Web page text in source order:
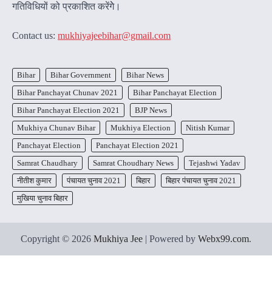
गतिविधियों को प्रकाशित करेंगेे।
Contact us: mukhiyajeebihar@gmail.com
Bihar Bihar Government
Bihar News
Bihar Panchayat Chunav 2021
Bihar Panchayat Election
Bihar Panchayat Election 2021
BJP News
Mukhiya Chunav Bihar
Mukhiya Election
Nitish Kumar
Panchayat Election
Panchayat Election 2021
Samrat Chaudhary
Samrat Choudhary News
Tejashwi Yadav
नीतीश कुमार
पंचायत चुनाव 2021 बिहार
बिहार पंचायत चुनाव 2021
मुखिया चुनाव बिहार
Copyright © 2026 Mukhiya Jee | Powered by Webx99.com.